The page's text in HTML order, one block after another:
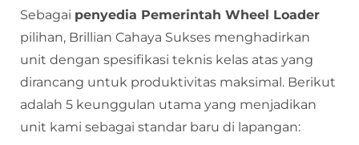
Sebagai penyedia Pemerintah Wheel Loader
pilihan, Brillian Cahaya Sukses menghadirkan
unit dengan spesifikasi teknis kelas atas yang
dirancang untuk produktivitas maksimal. Berikut
adalah 5 keunggulan utama yang menjadikan
unit kami sebagai standar baru di lapangan: